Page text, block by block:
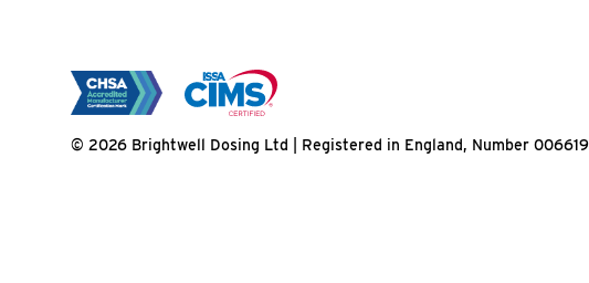
© 2026 Brightwell Dosing Ltd | Registered in England, Number